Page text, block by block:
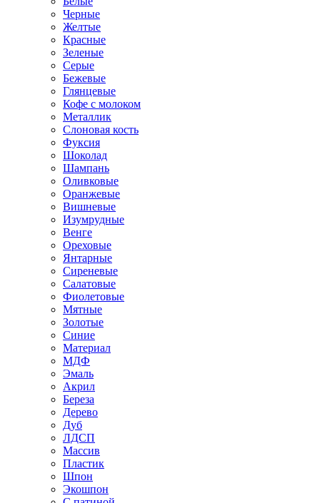
Черные
Желтые
Красные
Зеленые
Серые
Бежевые
Глянцевые
Кофе с молоком
Металлик
Слоновая кость
Фуксия
Шоколад
Шампань
Оливковые
Оранжевые
Вишневые
Изумрудные
Венге
Ореховые
Янтарные
Сиреневые
Салатовые
Фиолетовые
Мятные
Золотые
Синие
Материал
МДФ
Эмаль
Акрил
Береза
Дерево
Дуб
ЛДСП
Массив
Пластик
Шпон
Экошпон